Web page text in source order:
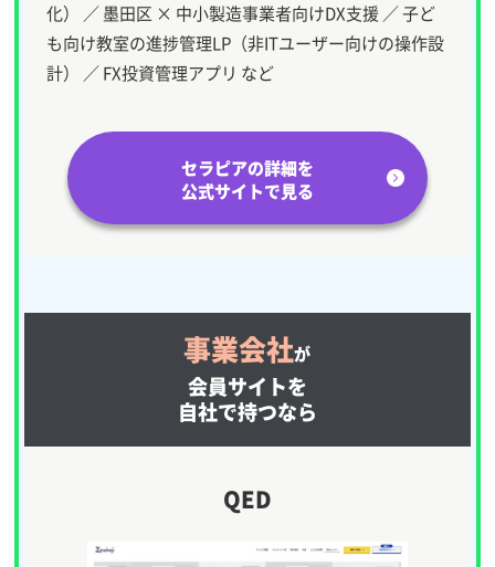
化） ／ 墨田区 × 中小製造事業者向けDX支援 ／ 子ど
も向け教室の進捗管理LP（非ITユーザー向けの操作設
計） ／ FX投資管理アプリ など
セラピアの詳細を
公式サイトで見る
事業会社が
会員サイトを
自社で持つなら
QED